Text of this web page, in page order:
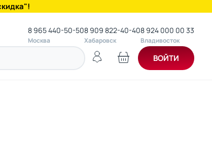
8 965 440-50-50
Москва
8 909 822-40-40
Хабаровск
8 924 000 00 33
Владивосток
ВОЙТИ